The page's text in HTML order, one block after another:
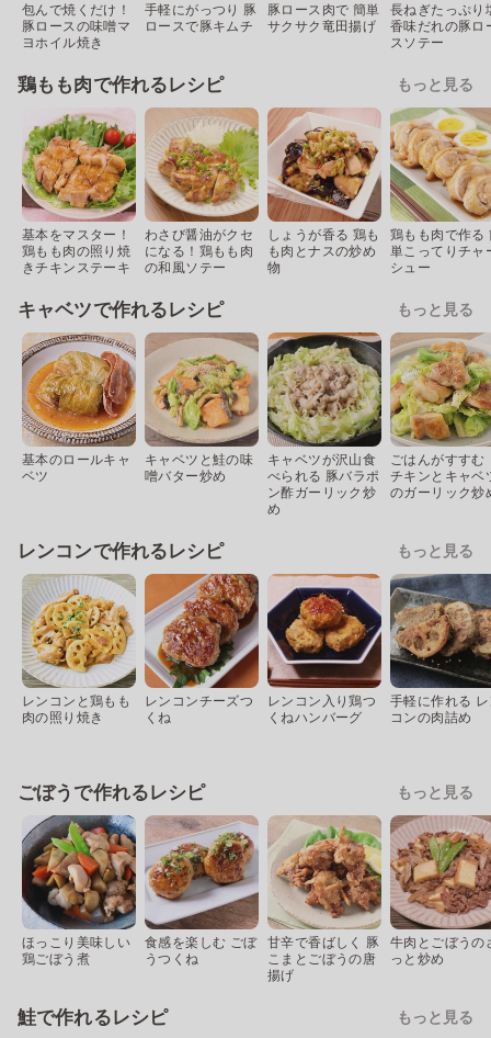
包んで焼くだけ！
豚ロースの味噌マ
ヨホイル焼き
手軽にがっつり 豚
ロースで豚キムチ
豚ロース肉で 簡単
サクサク竜田揚げ
長ねぎたっぷり
香味だれの豚ロ
スソテー
鶏もも肉で作れるレシピ もっと見る
基本をマスター！
鶏もも肉の照り焼
きチキンステーキ
わさび醤油がクセ
になる！鶏もも肉
の和風ソテー
しょうが香る 鶏も
も肉とナスの炒め
物
鶏もも肉で作る
単こってりチャ
シュー
キャベツで作れるレシピ もっと見る
基本のロールキャ
ベツ
キャベツと鮭の味
噌バター炒め
キャベツが沢山食
べられる 豚バラポ
ン酢ガーリック炒
め
ごはんがすすむ
チキンとキャベ
のガーリック炒
レンコンで作れるレシピ もっと見る
レンコンと鶏もも
肉の照り焼き
レンコンチーズつ
くね
レンコン入り鶏つ
くねハンバーグ
手軽に作れる
コンの肉詰め
ごぼうで作れるレシピ もっと見る
ほっこり美味しい
鶏ごぼう煮
食感を楽しむ ごぼ
うつくね
甘辛で香ばしく 豚
こまとごぼうの唐
揚げ
牛肉とごぼうの
っと炒め
鮭で作れるレシピ もっと見る